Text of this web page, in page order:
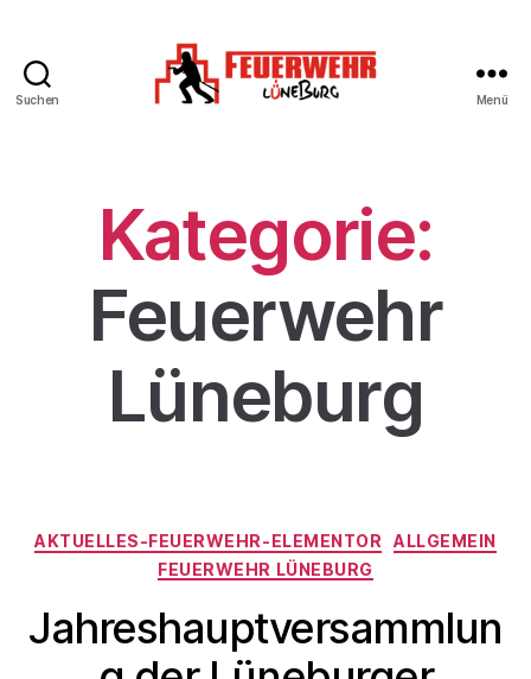
Suchen Menü
Kategorie:
Feuerwehr
Lüneburg
AKTUELLES-FEUERWEHR-ELEMENTOR
ALLGEMEIN
FEUERWEHR LÜNEBURG
Jahreshauptversammlun